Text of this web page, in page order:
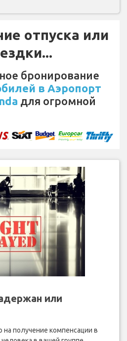
отпуска или
бронирование
в Аэропорт
для огромной
или
получение компенсации в